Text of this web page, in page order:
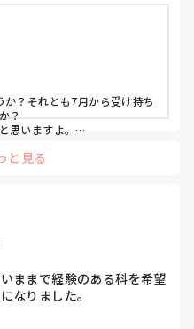
？それとも7月から受け持ち
？
思いますよ。
ていますか？先輩と比較して
そうな処置等、手順や必要物
て先輩から教わってきた事の
れたことなのですが「そもそ
？終わらせようとしてるな
と。今なら言いたいことがわ
と見る
ままで経験のある科を希望
なりました。
日勤のみに変更してもらう